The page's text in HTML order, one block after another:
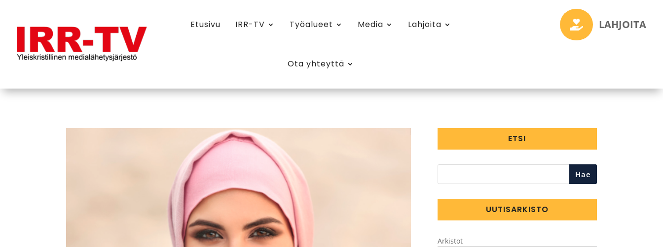
Etusivu IRR-TV Työalueet Media Lahjoita
Ota yhteyttä
 LAHJOITA
ETSI
Hae
UUTISARKISTO
Arkistot